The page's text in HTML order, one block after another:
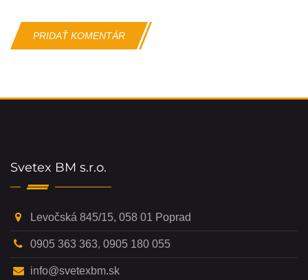
Svetex BM s.r.o.
Levočská 845/15, 058 01 Poprad
0905 363 363, 0905 180 055
info@svetexbm.sk